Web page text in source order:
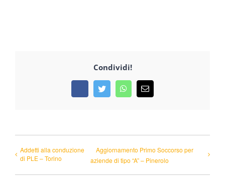
Condividi!
FacebookTwitterWhatsApp
Email
Addetti alla conduzione
di PLE – Torino
Aggiornamento Primo Soccorso per
aziende di tipo “A” – Pinerolo